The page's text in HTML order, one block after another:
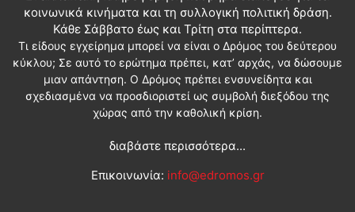
κοινωνικά κινήματα και τη συλλογική πολιτική δράση.
Κάθε Σάββατο έως και Τρίτη στα περίπτερα.
Τι είδους εγχείρημα μπορεί να είναι ο Δρόμος του δεύτερου
κύκλου; Σε αυτό το ερώτημα πρέπει, κατ’ αρχάς, να δώσουμε
μιαν απάντηση. Ο Δρόμος πρέπει ενσυνείδητα και
σχεδιασμένα να προσδιοριστεί ως συμβολή διεξόδου της
χώρας από την καθολική κρίση.
διαβάστε περισσότερα...
Επικοινωνία: info@edromos.gr